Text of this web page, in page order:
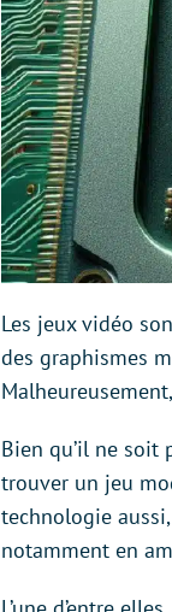
Les jeux vidéo
des graphismes
Bien qu’il ne soit
trouver un jeu
technologie
notamment en